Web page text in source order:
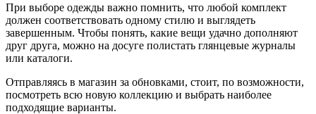
При выборе одежды важно помнить, что любой комплект
должен соответствовать одному стилю и выглядеть
завершенным. Чтобы понять, какие вещи удачно дополняют
друг друга, можно на досуге полистать глянцевые журналы
или каталоги.
Отправляясь в магазин за обновками, стоит, по возможности,
посмотреть всю новую коллекцию и выбрать наиболее
подходящие варианты.